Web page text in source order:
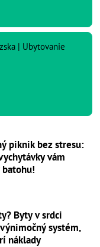
| Ubytovanie
piknik bez stresu:
vám
Byty v srdci
systém,
náklady